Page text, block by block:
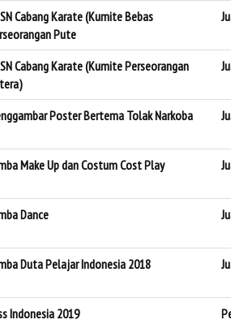
Cabang Karate (Kumite Bebas
Pute
Cabang Karate (Kumite Perseorangan
Poster Bertema Tolak Narkoba
Make Up dan Costum Cost Play
Dance
Duta Pelajar Indonesia 2018
Indonesia 2019